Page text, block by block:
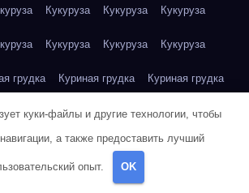
Кукуруза Кукуруза Кукуруза
Кукуруза Кукуруза Кукуруза
грудка Куриная грудка Куриная грудка
Куриная грудка Куриная грудка
Куриная грудка Куриная грудка
Куриная грудка
куки-файлы и другие технологии, чтобы
а также предоставить лучший
опыт. OK